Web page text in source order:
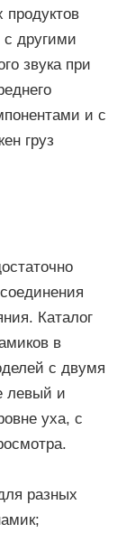
с другими
звука при
и с
груз
Каталог
в
с двумя
левый и
уха, с
разных